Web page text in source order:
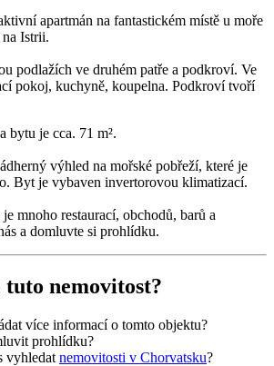
apartmán na fantastickém místě u moře
Istrii.
podlažích ve druhém patře a podkroví. Ve
pokoj, kuchyně, koupelna. Podkroví tvoří
bytu je cca. 71 m².
výhled na mořské pobřeží, které je
Byt je vybaven invertorovou klimatizací.
mnoho restaurací, obchodů, barů a
a domluvte si prohlídku.
nemovitost?
více informacío tomto objektu?
prohlídku?
vyhledat nemovitosti v Chorvatsku?